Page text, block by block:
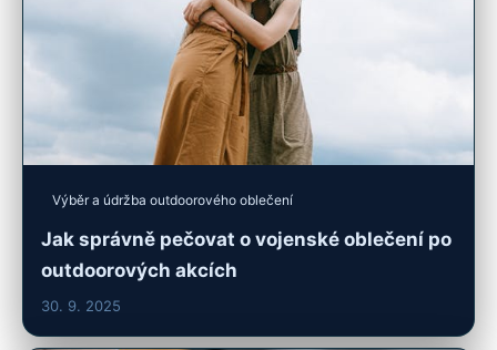
Výběr a údržba outdoorového oblečení
Jak správně pečovat o vojenské oblečení po
outdoorových akcích
30. 9. 2025